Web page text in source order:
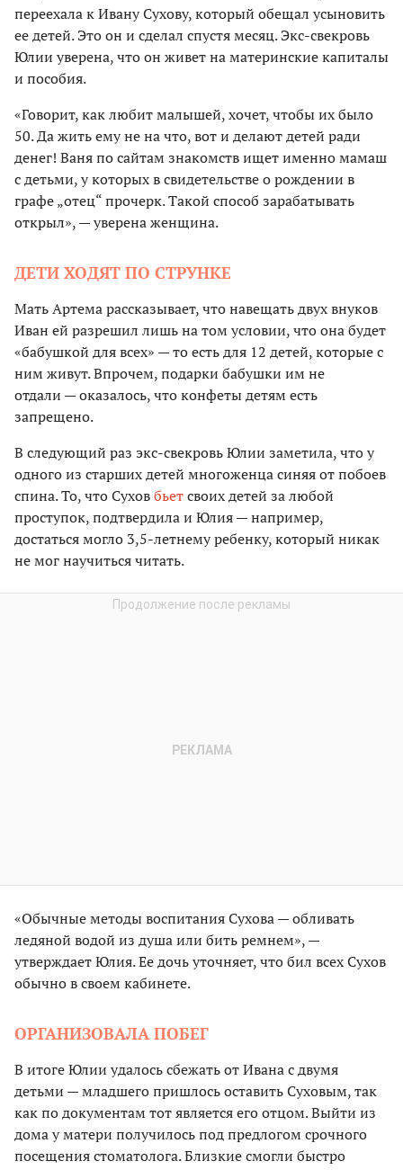
переехала к Ивану Сухову, который обещал усыновить
ее детей. Это он и сделал спустя месяц. Экс-свекровь
Юлии уверена, что он живет на материнские капиталы
и пособия.
«Говорит, как любит малышей, хочет, чтобы их было
50. Да жить ему не на что, вот и делают детей ради
денег! Ваня по сайтам знакомств ищет именно мамаш
с детьми, у которых в свидетельстве о рождении в
графе „отец“ прочерк. Такой способ зарабатывать
открыл», — уверена женщина.
ДЕТИ ХОДЯТ ПО СТРУНКЕ
Мать Артема рассказывает, что навещать двух внуков
Иван ей разрешил лишь на том условии, что она будет
«бабушкой для всех» — то есть для 12 детей, которые с
ним живут. Впрочем, подарки бабушки им не
отдали — оказалось, что конфеты детям есть
запрещено.
В следующий раз экс-свекровь Юлии заметила, что у
одного из старших детей многоженца синяя от побоев
спина. То, что Суховбьетсвоих детей за любой
проступок, подтвердила и Юлия — например,
достаться могло 3,5-летнему ребенку, который никак
не мог научиться читать.
«Обычные методы воспитания Сухова — обливать
ледяной водой из душа или бить ремнем», —
утверждает Юлия. Ее дочь уточняет, что бил всех Сухов
обычно в своем кабинете.
ОРГАНИЗОВАЛА ПОБЕГ
В итоге Юлии удалось сбежать от Ивана с двумя
детьми — младшего пришлось оставить Суховым, так
как по документам тот является его отцом. Выйти из
дома у матери получилось под предлогом срочного
посещения стоматолога. Близкие смогли быстро